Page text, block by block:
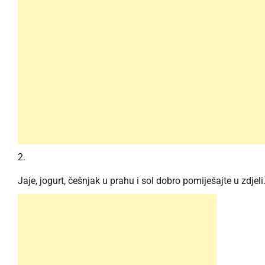
Jaje, jogurt, češnjak u prahu i sol dobro pomiješajte u zdjeli.